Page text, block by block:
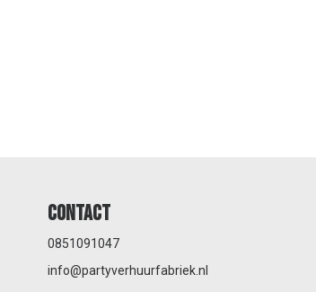
Contact
0851091047
info@partyverhuurfabriek.nl